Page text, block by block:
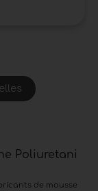
Poliuretani
de mousse